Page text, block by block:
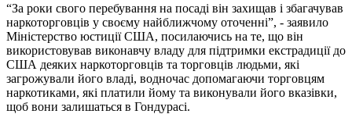
“За роки свого перебування на посаді він захищав і збагачував
наркоторговців у своєму найближчому оточенні”, - заявило
Міністерство юстиції США, посилаючись на те, що він
використовував виконавчу владу для підтримки екстрадиції до
США деяких наркоторговців та торговців людьми, які
загрожували його владі, водночас допомагаючи торговцям
наркотиками, які платили йому та виконували його вказівки,
щоб вони залишаться в Гондурасі.